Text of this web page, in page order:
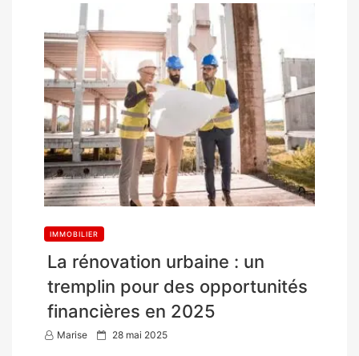
IMMOBILIER
La rénovation urbaine : un
tremplin pour des opportunités
financières en 2025
Marise
P 28 mai 2025